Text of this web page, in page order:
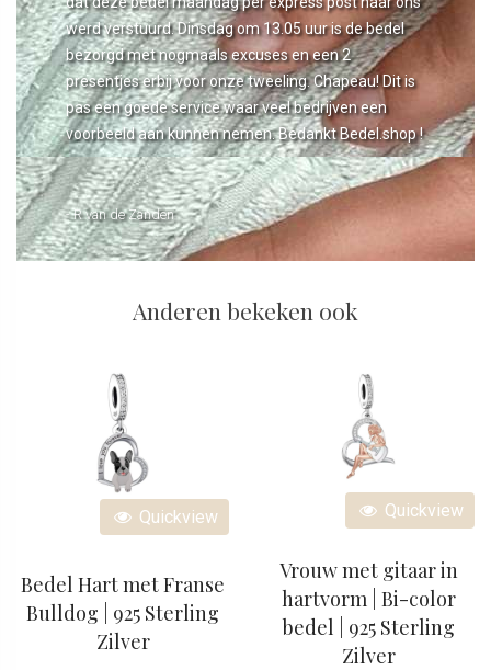
werd verstuurd. Dinsdag om 13.05 uur is de bedel
bezorgd met nogmaals excuses en een 2
presentjes erbij voor onze tweeling. Chapeau! Dit is
pas een goede service waar veel bedrijven een
voorbeeld aan kunnen nemen. Bedankt Bedel.shop !
- R van de Zanden
Anderen bekeken ook
Quickview
Bedel Hart met Franse
Bulldog | 925 Sterling
Zilver
Quickview
Vrouw met gitaar in
hartvorm | Bi-color
bedel | 925 Sterling
Zilver